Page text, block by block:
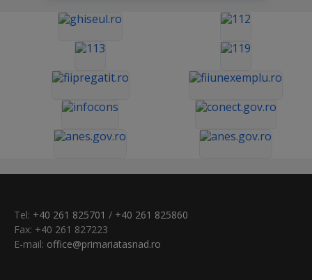
Tel: +40 261 825701 / +40 261 825860
Fax: +40 261 827223
E-mail: office@primariatasnad.ro